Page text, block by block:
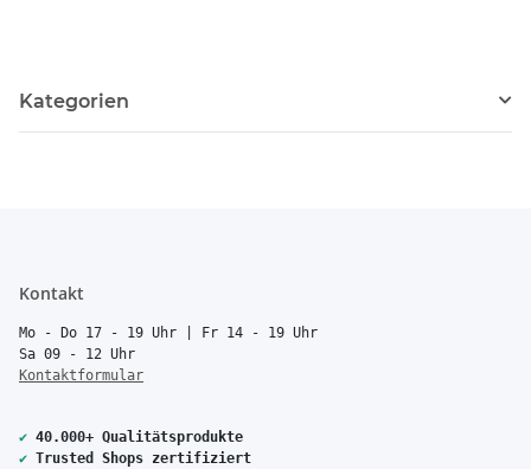
Kategorien
Kontakt
Mo - Do 17 - 19 Uhr | Fr 14 - 19 Uhr
Sa 09 - 12 Uhr
Kontaktformular
✔ 40.000+ Qualitätsprodukte
✔ Trusted Shops zertifiziert